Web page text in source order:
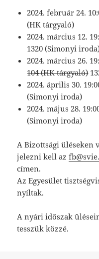
2024. február 24.
(HK tárgyaló)
2024. március 12.
1320 (Simonyi
2024. március 26.
104 (HK tárgyaló)
2024. április 30.
(Simonyi iroda)
2024. május 28.
(Simonyi iroda)
A Bizottsági üléseken
jelezni kell az
címen.
Az Egyesület
nyíltak.
A nyári időszak
tesszük közzé.